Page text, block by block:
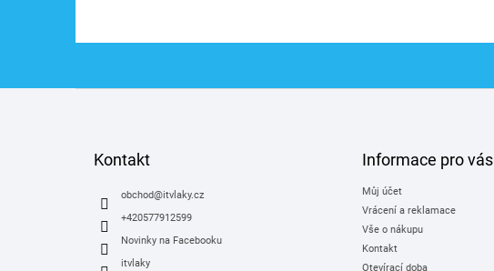
Kontakt
obchod@itvlaky.cz
+420577912599
Novinky na Facebooku
itvlaky
Informace pro vás
Můj účet
Vrácení a reklamace
Vše o nákupu
Kontakt
Otevírací doba